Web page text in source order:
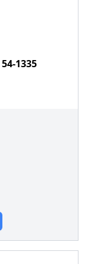
54-1335